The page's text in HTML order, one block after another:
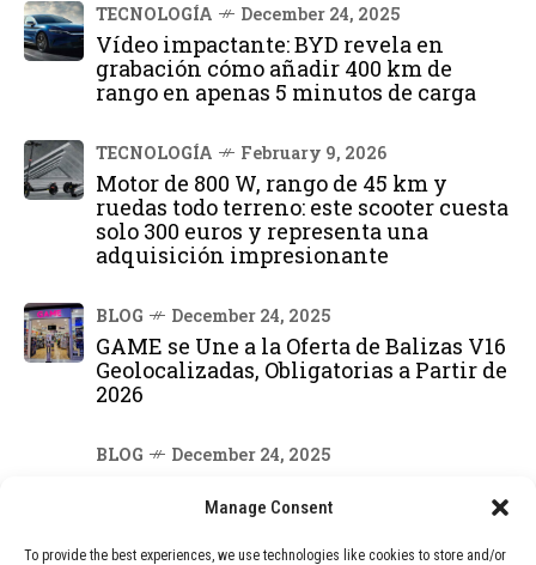
Manage Consent
To provide the best experiences, we use technologies like cookies to store and/or
TECNOLOGÍA December 24, 2025
Vídeo impactante: BYD revela en
grabación cómo añadir 400 km de
rango en apenas 5 minutos de carga
TECNOLOGÍA February 9, 2026
Motor de 800 W, rango de 45 km y
ruedas todo terreno: este scooter cuesta
solo 300 euros y representa una
adquisición impresionante
BLOG December 24, 2025
GAME se Une a la Oferta de Balizas V16
Geolocalizadas, Obligatorias a Partir de
2026
BLOG December 24, 2025
de Ancianos de Pensilvania Deja al